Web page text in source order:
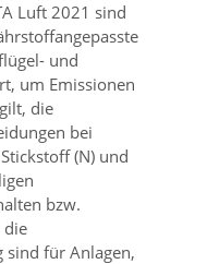
Luft 2021 sind
und
um Emissionen
die
bei
(N) und
bzw.
die
sind für Anlagen,